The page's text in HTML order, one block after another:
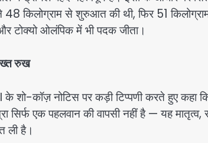
48 किलोग्राम से शुरुआत की थी, फिर 51
टोक्यो ओलंपिक में भी पदक जीता।
रुख
के शो-कॉज़ नोटिस पर कड़ी टिप्पणी करते हुए कहा
सिर्फ एक पहलवान की वापसी नहीं है — यह
ली है।